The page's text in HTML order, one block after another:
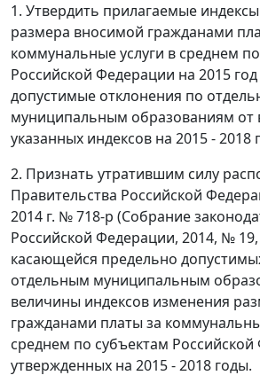
1. Утвердить прилагаемые
размера вносимой гражданами
коммунальные услуги в среднем
Российской Федерации на 2015
допустимые отклонения по
муниципальным образованиям от
указанных индексов на 2015 - 2018
2. Признать утратившим силу
Правительства Российской
2014 г. № 718-р (Собрание
Российской Федерации, 2014, № 19,
касающейся предельно
отдельным муниципальным
величины индексов изменения
гражданами платы за
среднем по субъектам
утвержденных на 2015 - 2018 годы.